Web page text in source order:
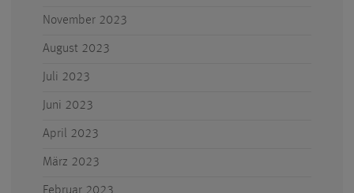
November 2023
August 2023
Juli 2023
Juni 2023
April 2023
März 2023